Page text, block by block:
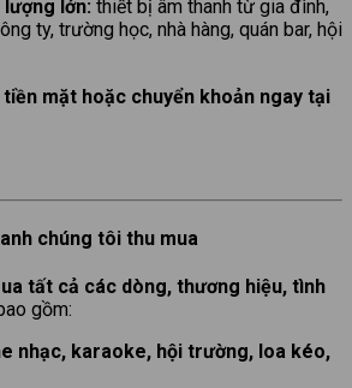
lớn: thiết bị âm thanh từ gia đình,
ty, trường học, nhà hàng, quán bar, hội
mặt hoặc chuyển khoản ngay tại
chúng tôi thu mua
tất cả các dòng, thương hiệu, tình
gồm:
nhạc, karaoke, hội trường, loa kéo,